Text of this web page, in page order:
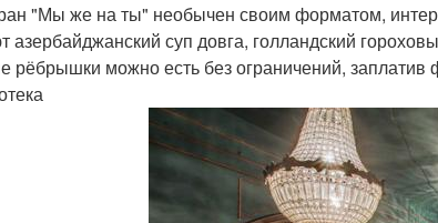
"Мы же на ты" необычен своим форматом,
азербайджанский суп довга, голландский
рёбрышки можно есть без ограничений,